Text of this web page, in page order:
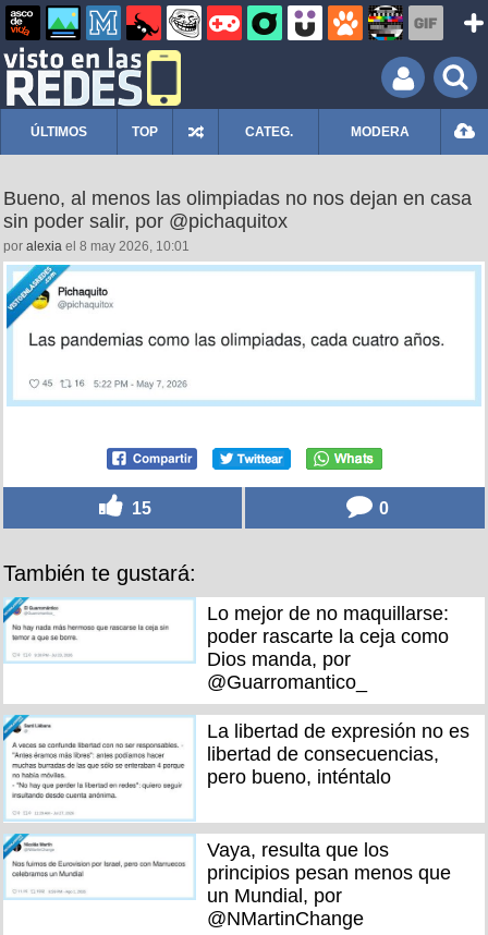
ÚLTIMOS TOP CATEG. MODERA
Bueno, al menos las olimpiadas no nos dejan en casa
sin poder salir, por @pichaquitox
por alexia el 8 may 2026, 10:01
15 0
También te gustará:
Lo mejor de no maquillarse:
poder rascarte la ceja como
Dios manda, por
@Guarromantico_
La libertad de expresión no es
libertad de consecuencias,
pero bueno, inténtalo
Vaya, resulta que los
principios pesan menos que
un Mundial, por
@NMartinChange